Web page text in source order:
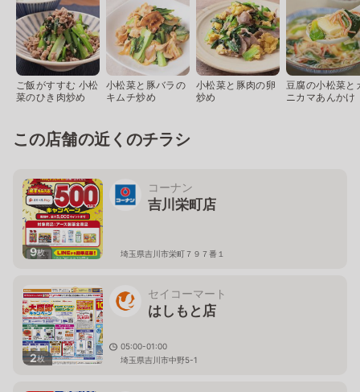
ご飯がすすむ 小松
菜のひき肉炒め
小松菜と豚バラの
キムチ炒め
小松菜と豚肉の卵
炒め
豆腐の小松菜と
ニカマあんかけ
この店舗の近くのチラシ
9枚
コーナン
吉川栄町店
埼玉県吉川市栄町７９７番１
2枚
セイコーマート
はしもと店
05:00-01:00
埼玉県吉川市中野5-1